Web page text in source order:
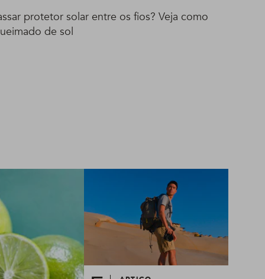
protetor solar entre os fios? Veja como
de sol